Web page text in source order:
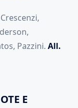
Pazzini. All.
E